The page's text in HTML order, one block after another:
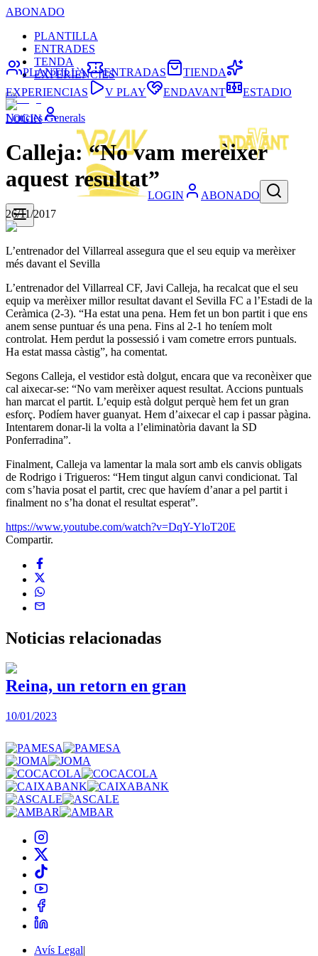
ABONADO
PLANTILLA
ENTRADES
TENDA
EXPERIÈNCIES
LOGIN
LOGIN ABONADO
PLANTILLA ENTRADAS
TIENDA
EXPERIENCIAS
V PLAY ENDAVANT ESTADIO
Noticies Generals
Calleja: “No vam merèixer
aquest resultat”
26/11/2017
L’entrenador del Villarreal assegura que el seu equip va merèixer
més davant el Sevilla
L’entrenador del Villarreal CF, Javi Calleja, ha recalcat que el seu
equip va merèixer millor resultat davant el Sevilla FC a l’Estadi de la
Ceràmica (2-3). “Ha estat una pena. Hem fet un bon partit i que ens
anem sense puntuar és una pena. Fins al 2-1 ho teníem molt
controlat. Hem perdut la possessió i vam cometre errors puntuals.
Ha estat massa càstig”, ha comentat.
Segons Calleja, el vestidor està dolgut, encara que va reconèixer que
cal aixecar-se: “No vam merèixer aquest resultat. Accions puntuals
han marcat el partit. L’equip està dolgut perquè hem fet un gran
esforç. Podíem haver guanyat. Hem d’aixecar el cap i passar pàgina.
Intentarem donar-li la volta a l’eliminatòria davant la SD
Ponferradina”.
Finalment, Calleja va lamentar la mala sort amb els canvis obligats
de Rodrigo i Trigueros: “Hem tingut algun canvi condicionat. Tal
com s’havia posat el partit, crec que havíem d’anar a pel partit i
finalment no s’ha donat el resultat esperat”.
https://www.youtube.com/watch?v=DqY-YloT20E
Compartir.
Noticias relacionadas
Reina, un retorn en gran
10/01/2023
Avís Legal|